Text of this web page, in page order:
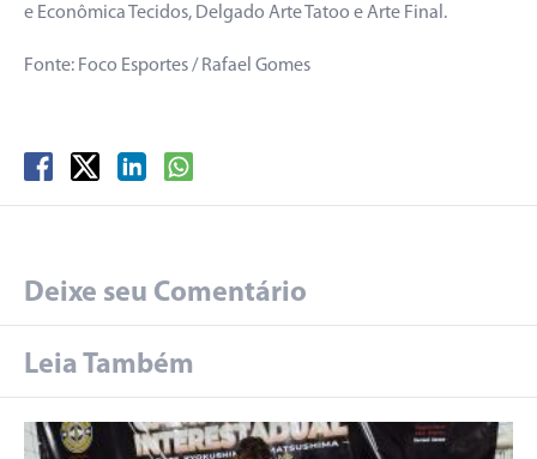
e Econômica Tecidos, Delgado Arte Tatoo e Arte Final.
Fonte: Foco Esportes / Rafael Gomes
Deixe seu Comentário
Leia Também